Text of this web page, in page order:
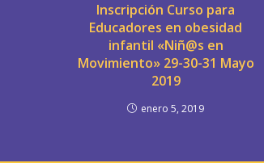
Inscripción Curso para
Educadores en obesidad
infantil «Niñ@s en
Movimiento» 29-30-31 Mayo
2019
enero 5, 2019